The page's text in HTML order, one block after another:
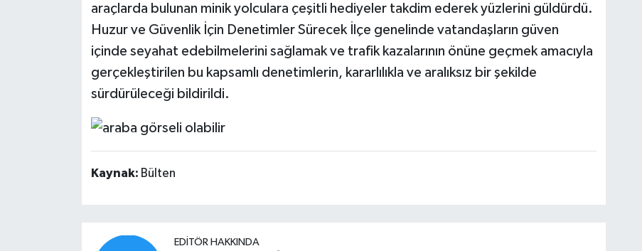
araçlarda bulunan minik yolculara çeşitli hediyeler takdim ederek yüzlerini güldürdü.
Huzur ve Güvenlik İçin Denetimler Sürecek İlçe genelinde vatandaşların güven
içinde seyahat edebilmelerini sağlamak ve trafik kazalarının önüne geçmek amacıyla
gerçekleştirilen bu kapsamlı denetimlerin, kararlılıkla ve aralıksız bir şekilde
sürdürüleceği bildirildi.
Kaynak: Bülten
EDITÖR HAKKINDA